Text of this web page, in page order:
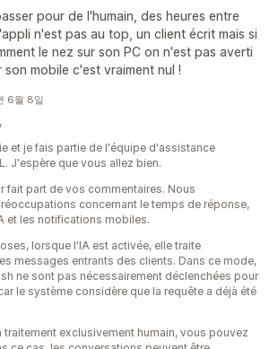
pour de l'humain, des heures entre
n'est pas au top, un client écrit mais si
le nez sur son PC on n'est pas averti
mobile c'est vraiment nul !
6월 8일
et je fais partie de l'équipe d'assistance
J'espère que vous allez bien.
fait part de vos commentaires. Nous
concernant le temps de réponse,
et les notifications mobiles.
lorsque l'IA est activée, elle traite
messages entrants des clients. Dans ce mode,
ne sont pas nécessairement déclenchées pour
le système considère que la requête a déjà été
traitement exclusivement humain, vous pouvez